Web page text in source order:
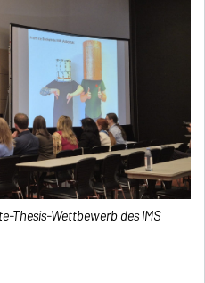
Thesis-Wettbewerb des IMS